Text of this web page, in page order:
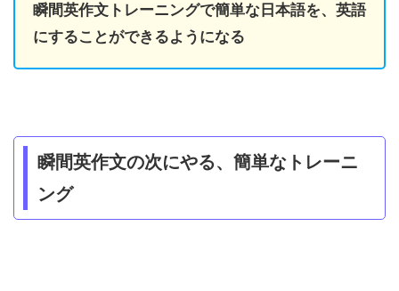
瞬間英作文トレーニングで簡単な日本語を、英語
にすることができるようになる
瞬間英作文の次にやる、簡単なトレーニ
ング